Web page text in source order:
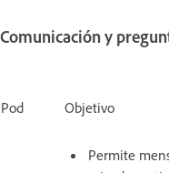
Comunicación y
Pod Objetivo
Permite